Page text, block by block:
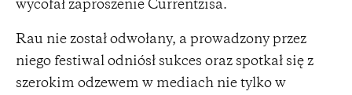
wycofał zaproszenie Currentzisa.
Rau nie został odwołany, a prowadzony przez
niego festiwal odniósł sukces oraz spotkał się z
szerokim odzewem w mediach nie tylko w